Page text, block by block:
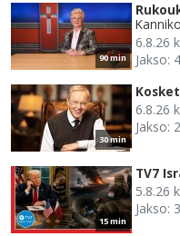
90 min
6.8.26
Jakso:
30 min
6.8.26
Jakso:
15 min
TV7
5.8.26
Jakso: